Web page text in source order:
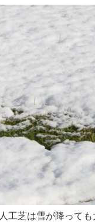
工芝は雪が降って